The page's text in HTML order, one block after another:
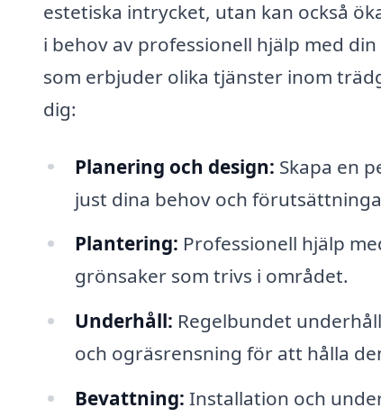
estetiska intrycket, utan kan också
i behov av professionell hjälp med
som erbjuder olika tjänster inom
dig:
Planering och design: Skapa en
just dina behov och
Plantering: Professionell hjälp
grönsaker som trivs i området.
Underhåll: Regelbundet
och ogräsrensning för att hålla
Bevattning: Installation och